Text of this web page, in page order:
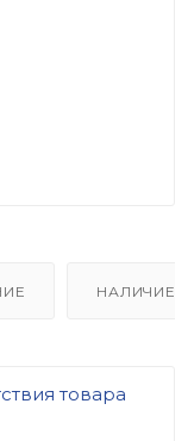
НАЛИЧИЕ
товара